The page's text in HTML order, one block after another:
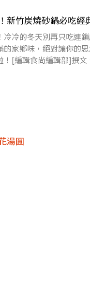
新竹炭燒砂鍋必吃
冷的冬天別再只吃連
家鄉味，絕對讓你的
！[編輯食尚編輯部]撰
湯圓